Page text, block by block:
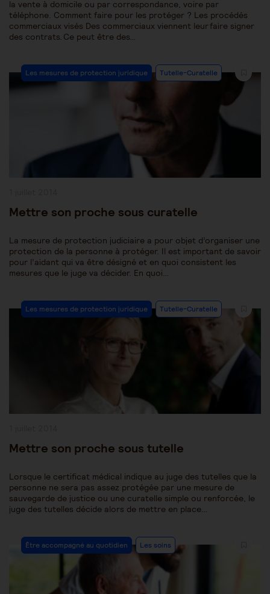
la vente à domicile ou par correspondance, voire par
téléphone. Comment faire pour les protéger ? Les procédés
commerciaux visés Des commerciaux viennent leur faire signer
des contrats. Ce peut être des…
Post
Category:
Les mesures de protection juridique Tutelle-Curatelle
Mettre son proche sous curatelle
La mesure de protection judiciaire a pour objet d’organiser une
protection de la personne à protéger. Il est important de savoir
pour l’aidant qui va être désigné et en quoi consistent les
mesures que le juge va décider. En quoi…
Post
Category:
Les mesures de protection juridique Tutelle-Curatelle
Mettre son proche sous tutelle
Lorsque le certificat médical indique au juge des tutelles que la
personne ne sera pas assez protégée par une mesure de
sauvegarde de justice ou une curatelle simple ou renforcée, le
juge des tutelles décide alors de mettre en place…
Post
Category:
Être accompagné au quotidien Les soins